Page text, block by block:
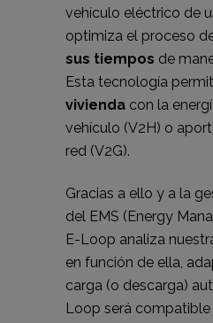
vehículo eléctrico de
optimiza el proceso
sus tiempos de
Esta tecnología
vivienda con la
vehículo (V2H) o
red (V2G).
Gracias a ello y a la
del EMS (Energy
E-Loop analiza
en función de ella,
carga (o descarga)
Loop será compatible